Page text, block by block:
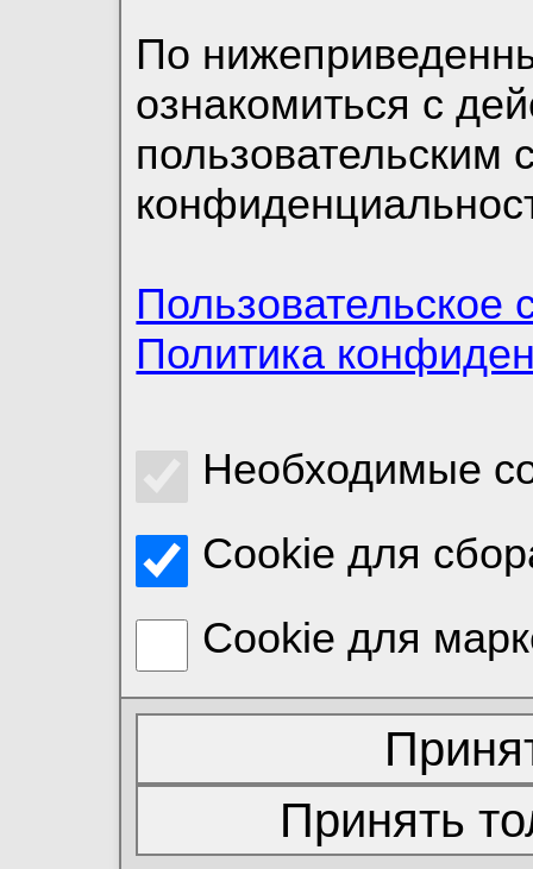
По
ознакомиться с
пользовательским
Пользовательское
Политика
Необходимые
Cookie для
Cookie для